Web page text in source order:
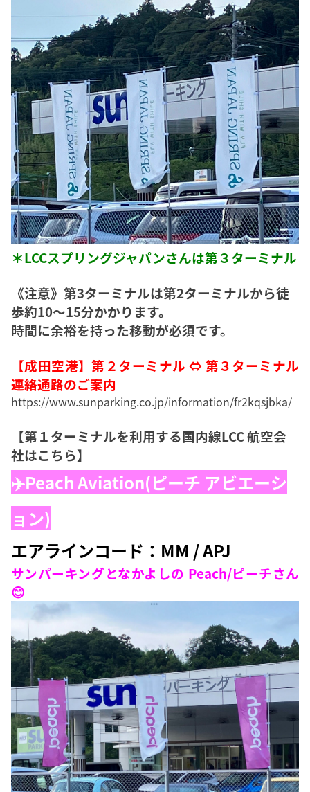
＊LCCスプリングジャパンさんは第３ターミナル
《注意》第3ターミナルは第2ターミナルから徒
歩約10〜15分かかります。
時間に余裕を持った移動が必須です。
【成田空港】第２ターミナル ⇔ 第３ターミナル
連絡通路のご案内
https://www.sunparking.co.jp/information/fr2kqsjbka/
【第１ターミナルを利用する国内線LCC 航空会
社はこちら】
✈️Peach Aviation(ピーチ アビエーシ
ョン)
エアラインコード：MM / APJ
サンパーキングとなかよしの Peach/ピーチさん
😊